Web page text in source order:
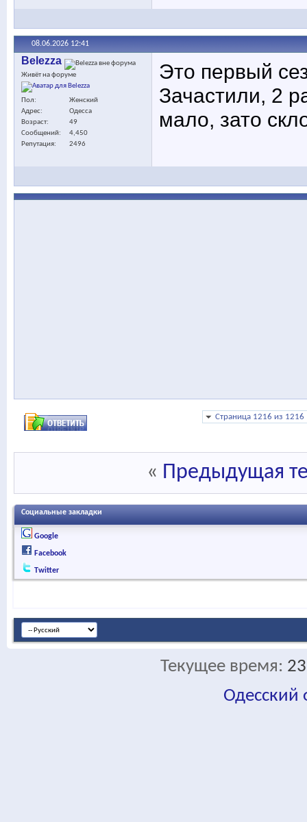
08.06.2026 12:41
Belezza
Живёт на форуме
Пол
Женский
Адрес
Одесса
Возраст
49
Сообщений
4,450
Репутация
2496
Это первый
Зачастили, 2
мало, зато
Страница 1216 из 1216
« Предыдущая
Социальные закладки
Google
Facebook
Twitter
Текущее время:
Одесский